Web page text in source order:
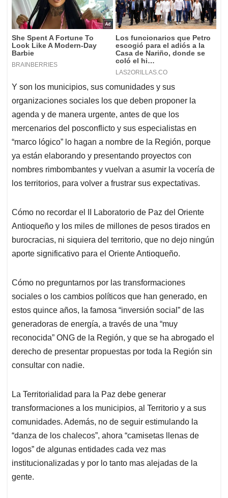
Y son los municipios, sus comunidades y sus
organizaciones sociales los que deben proponer la
agenda y de manera urgente, antes de que los
mercenarios del posconflicto y sus especialistas en
“marco lógico” lo hagan a nombre de la Región, porque
ya están elaborando y presentando proyectos con
nombres rimbombantes y vuelvan a asumir la vocería de
los territorios, para volver a frustrar sus expectativas.
Cómo no recordar el II Laboratorio de Paz del Oriente
Antioqueño y los miles de millones de pesos tirados en
burocracias, ni siquiera del territorio, que no dejo ningún
aporte significativo para el Oriente Antioqueño.
Cómo no preguntarnos por las transformaciones
sociales o los cambios políticos que han generado, en
estos quince años, la famosa “inversión social” de las
generadoras de energía, a través de una “muy
reconocida” ONG de la Región, y que se ha abrogado el
derecho de presentar propuestas por toda la Región sin
consultar con nadie.
La Territorialidad para la Paz debe generar
transformaciones a los municipios, al Territorio y a sus
comunidades. Además, no de seguir estimulando la
“danza de los chalecos”, ahora “camisetas llenas de
logos” de algunas entidades cada vez mas
institucionalizadas y por lo tanto mas alejadas de la
gente.